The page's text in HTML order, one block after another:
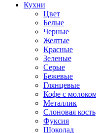
Кухни
Цвет
Белые
Черные
Желтые
Красные
Зеленые
Серые
Бежевые
Глянцевые
Кофе с
Металлик
Слоновая кость
Фуксия
Шоколад